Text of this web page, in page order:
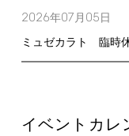
2026年07月 05日
ミュゼカラト 臨時
イベントカレ